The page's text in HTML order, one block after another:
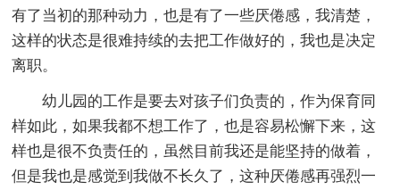
有了当初的那种动力，也是有了一些厌倦感，我清楚，
这样的状态是很难持续的去把工作做好的，我也是决定
离职。
幼儿园的工作是要去对孩子们负责的，作为保育同
样如此，如果我都不想工作了，也是容易松懈下来，这
样也是很不负责任的，虽然目前我还是能坚持的做着，
但是我也是感觉到我做不长久了，这种厌倦感再强烈一